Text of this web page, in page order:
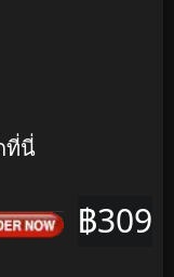
ที่นี่
฿309